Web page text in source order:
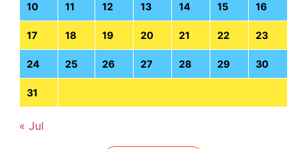
10 11 12 13 14 15 16
17 18 19 20 21 22 23
24 25 26 27 28 29 30
31
« Jul